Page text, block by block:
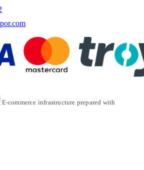
E-commerce infrastructure prepared with